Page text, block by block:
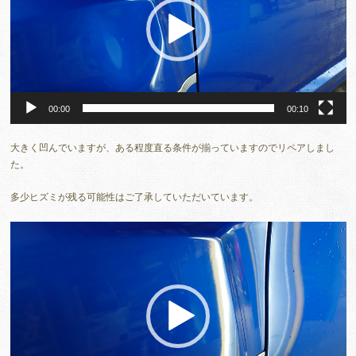
00:00 00:10
大きく凹んでいますが、ある程度直る条件が揃っていますのでリペアしまし
た。
多少ヒズミが残る可能性はご了承していただいています。